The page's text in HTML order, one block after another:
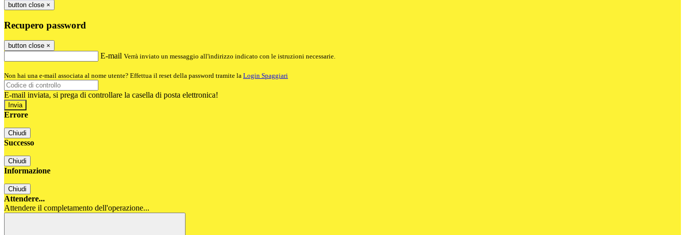
button close ×
Recupero password
button close ×
E-mail Verrà inviato un messaggio all'indirizzo indicato con le istruzioni necessarie.
Non hai una e-mail associata al nome utente? Effettua il reset della password tramite la Login Spaggiari
E-mail inviata, si prega di controllare la casella di posta elettronica!
Errore
Chiudi
Successo
Chiudi
Informazione
Chiudi
Attendere...
Attendere il completamento dell'operazione...